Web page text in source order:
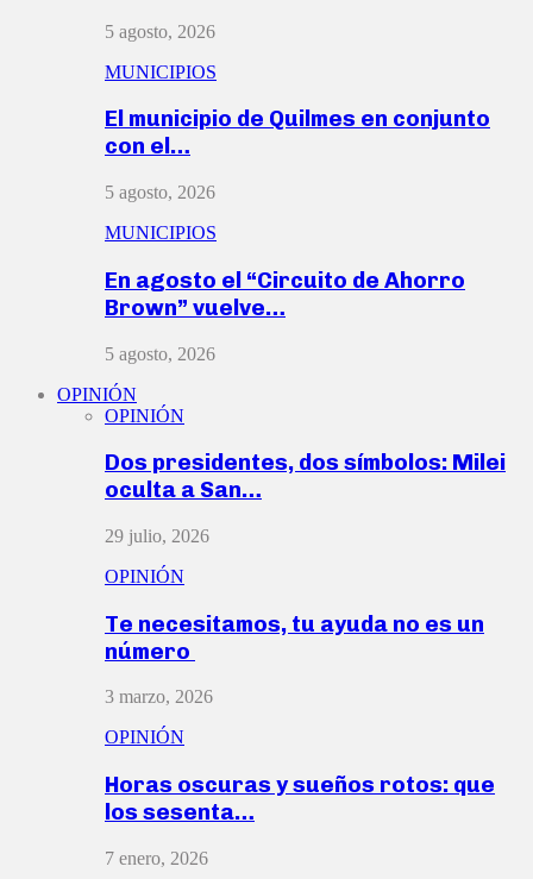
5 agosto, 2026
MUNICIPIOS
El municipio de Quilmes en conjunto
con el…
5 agosto, 2026
MUNICIPIOS
En agosto el “Circuito de Ahorro
Brown” vuelve…
5 agosto, 2026
OPINIÓN
OPINIÓN
Dos presidentes, dos símbolos: Milei
oculta a San…
29 julio, 2026
OPINIÓN
Te necesitamos, tu ayuda no es un
número
3 marzo, 2026
OPINIÓN
Horas oscuras y sueños rotos: que
los sesenta…
7 enero, 2026